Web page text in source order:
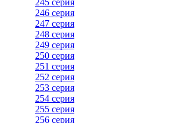
245 серия
246 серия
247 серия
248 серия
249 серия
250 серия
251 серия
252 серия
253 серия
254 серия
255 серия
256 серия